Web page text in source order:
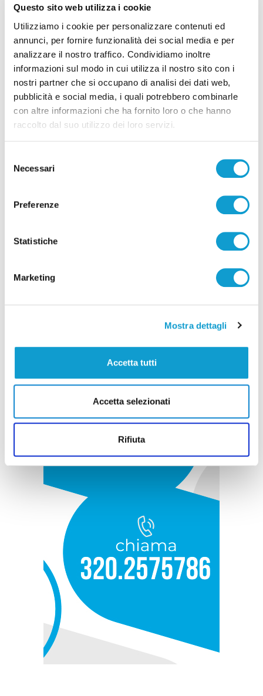
Questo sito web utilizza i cookie
Utilizziamo i cookie per personalizzare contenuti ed
annunci, per fornire funzionalità dei social media e per
analizzare il nostro traffico. Condividiamo inoltre
informazioni sul modo in cui utilizza il nostro sito con i
nostri partner che si occupano di analisi dei dati web,
pubblicità e social media, i quali potrebbero combinarle
con altre informazioni che ha fornito loro o che hanno
raccolto dal suo utilizzo dei loro servizi.
delNecessari
Preferenze
Statistiche
Marketing
Mostra dettagli
Accetta tutti
Accetta selezionati
Rifiuta
Tg dei Ragazzi Bim Bum Bam News - San
Benedetto, Scuola ’Maria Immacolata’
18/04/2025